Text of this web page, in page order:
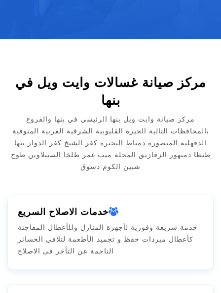
مركز صيانة غسالات وايت ويل في
بنها
مركز صيانة وايت ويل بنها الرئيسي في بنها والفروع
بالمحافظات التالية الجيزة القليوبية الشرقية الغربية المنوفية
الدقهلية المنصورة دمياط البحيرة كفر الشيخ كفر الدوار بنها
طنطا دمنهور الزقازيق المحلة ميت غمر طلخا السنبلاوين طوخ
شبين الكوم دسوق
خدمات الاصلاح السريع
خدمة سريعة وفورية لأجهزة المنازل وللأعطال المفاجئة
كأعطال مبردات حفظ و تجميد الأطعمة لتلافي الخسائر
الناجمة عن التأخر فى الاصلاح